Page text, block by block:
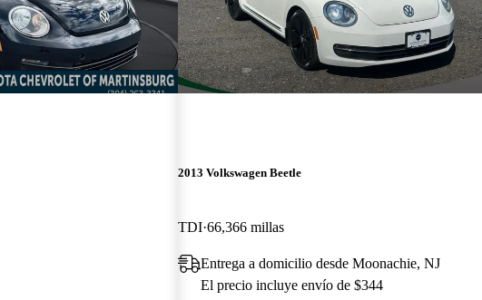
2013 Volkswagen Beetle
TDI 66,366 millas
Entrega a domicilio desde Moonachie, NJ
El precio incluye envío de $344